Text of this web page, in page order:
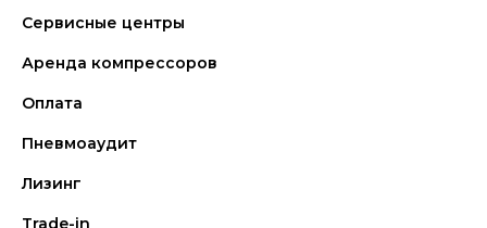
Сервисные центры
Аренда компрессоров
Оплата
Пневмоаудит
Лизинг
Trade-in